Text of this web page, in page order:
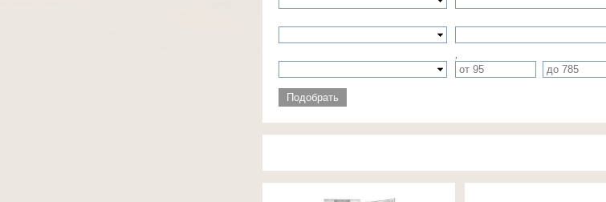
Подобрать